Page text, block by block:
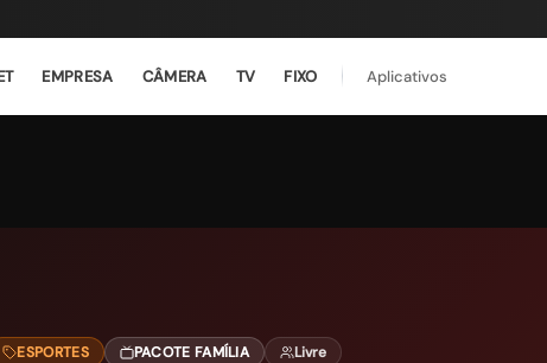
EMPRESA CÂMERA TV FIXO Aplicativos
ESPORTES PACOTE FAMÍLIA Livre